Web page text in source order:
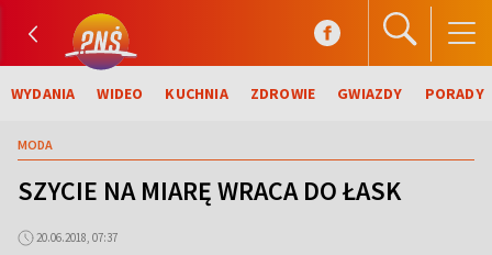
WYDANIA WIDEO KUCHNIA ZDROWIE GWIAZDY PORADY
MODA
SZYCIE NA MIARĘ WRACA DO ŁASK
20.06.2018, 07:37